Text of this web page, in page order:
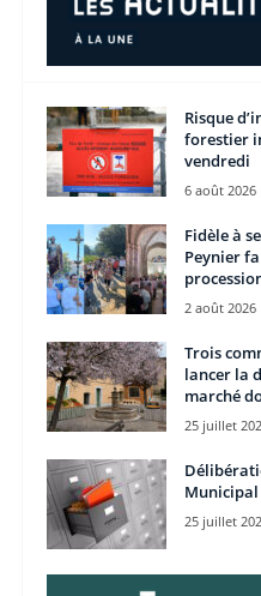
Risque
forestier
vendredi
6 août 2026
Fidèle à
Peynier
2 août 2026
Trois
lancer la
marché
25 juillet
Municipal
25 juillet